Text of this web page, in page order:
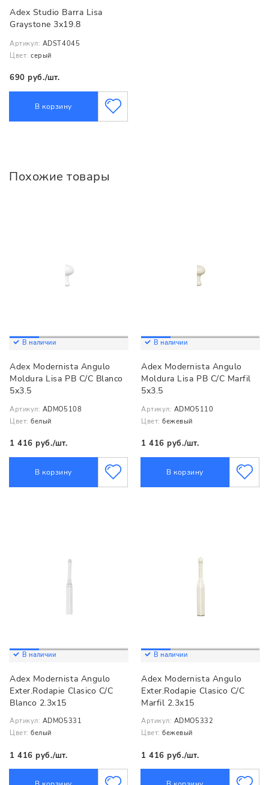
Adex Studio Barra Lisa
Graystone 3x19.8
Артикул: ADST4045
Цвет: серый
690 руб./шт.
В корзину
Похожие товары
В наличии
Adex Modernista Angulo
Moldura Lisa PB C/C Blanco
5x3.5
Артикул: ADMO5108
Цвет: белый
1 416 руб./шт.
В корзину
В наличии
Adex Modernista Angulo
Moldura Lisa PB C/C Marfil
5x3.5
Артикул: ADMO5110
Цвет: бежевый
1 416 руб./шт.
В корзину
В наличии
Adex Modernista Angulo
Exter.Rodapie Clasico C/C
Blanco 2.3x15
Артикул: ADMO5331
Цвет: белый
1 416 руб./шт.
В наличии
Adex Modernista Angulo
Exter.Rodapie Clasico C/C
Marfil 2.3x15
Артикул: ADMO5332
Цвет: бежевый
1 416 руб./шт.